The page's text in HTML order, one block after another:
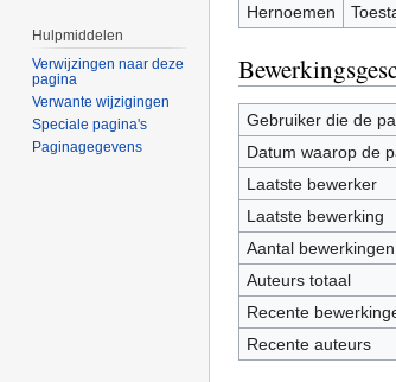
Hernoemen
Gebruiker die de
Datum waarop de
Laatste bewerker
Laatste bewerking
Aantal bewerkingen
Auteurs totaal
Recente
Recente auteurs
Hulpmiddelen
Verwijzingen naar deze
pagina
Verwante wijzigingen
Speciale pagina's
Paginagegevens